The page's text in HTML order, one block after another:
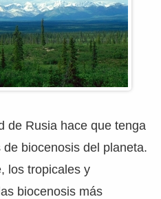
de Rusia hace que tenga
biocenosis del planeta.
los tropicales y
biocenosis más